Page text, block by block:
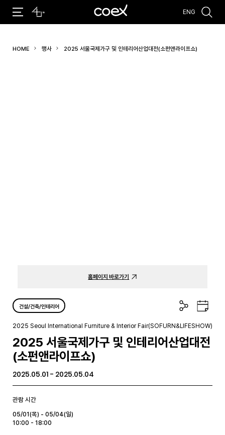
#코엑스 전시 #행사 #주차안내 #편의시설
#오시는 길
ENG
HOME 행사 2025 서울국제가구 및 인테리어산업대전(소펀앤라이프쇼)
홈페이지 바로가기
건설/건축/인테리어
공
유
하
구
글
캘
더
2025 Seoul International Furniture & Interior Fair(SOFURN&LIFESHOW)
2025 서울국제가구 및 인테리어산업대전
(소펀앤라이프쇼)
2025.05.01 - 2025.05.04
관람 시간
05/01(목) - 05/04(일)
10:00 - 18:00